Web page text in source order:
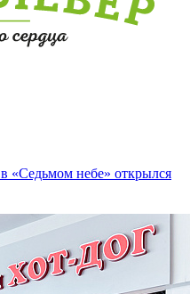
«Седьмом небе» открылся